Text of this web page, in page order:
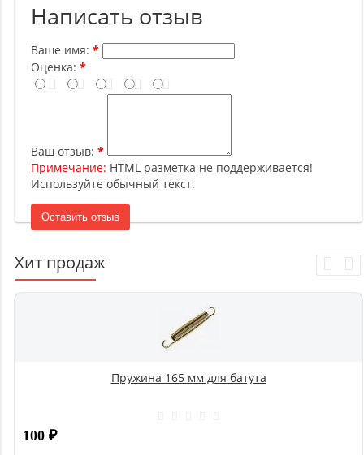
Написать отзыв
Ваше имя:
Оценка:
Ваш отзыв:
Примечание: HTML разметка не поддерживается!
Используйте обычный текст.
Оставить отзыв
Хит продаж
Пружина 165 мм для батута
100 ₽